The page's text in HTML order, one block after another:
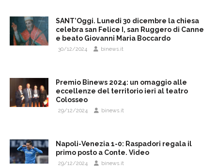
SANT’Oggi. Lunedi 30 dicembre la chiesa
celebra san Felice I, san Ruggero di Canne
e beato Giovanni Maria Boccardo
30/12/2024 binews.it
Premio Binews 2024: un omaggio alle
eccellenze del territorio ieri al teatro
Colosseo
29/12/2024 binews.it
Napoli-Venezia 1-0: Raspadori regala il
primo posto a Conte. Video
29/12/2024 binews.it